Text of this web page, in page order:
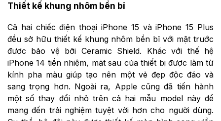
Thiết kế khung nhôm bền bỉ
Cả hai chiếc điện thoại iPhone 15 và iPhone 15 Plus
đều sở hữu thiết kế khung nhôm bền bỉ với mặt trước
được bảo vệ bởi Ceramic Shield. Khác với thế hệ
iPhone 14 tiền nhiệm, mặt sau của thiết bị được làm từ
kính pha màu giúp tạo nên một vẻ đẹp độc đáo và
sang trọng hơn. Ngoài ra, Apple cũng đã tiến hành
một số thay đổi nhỏ trên cả hai mẫu model này để
mang đến trải nghiệm tuyệt vời hơn cho người dùng.